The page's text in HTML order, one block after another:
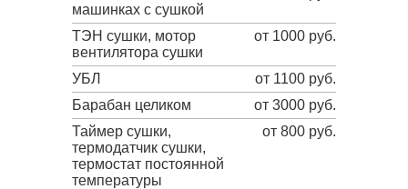
машинках с сушкой
ТЭН сушки, мотор
вентилятора сушки
от 1000 руб.
УБЛ
от 1100 руб.
Барабан целиком
от 3000 руб.
Таймер сушки,
термодатчик сушки,
термостат постоянной
температуры
от 800 руб.